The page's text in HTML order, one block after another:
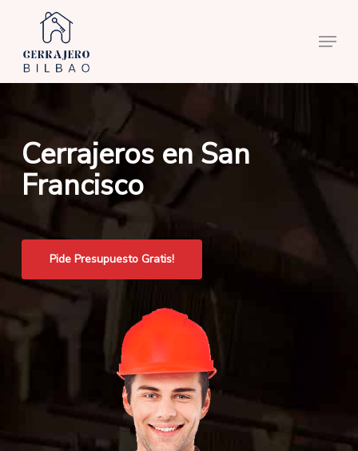
main
content
Menu
Cerrajeros en San
Francisco
Pide Presupuesto Gratis!